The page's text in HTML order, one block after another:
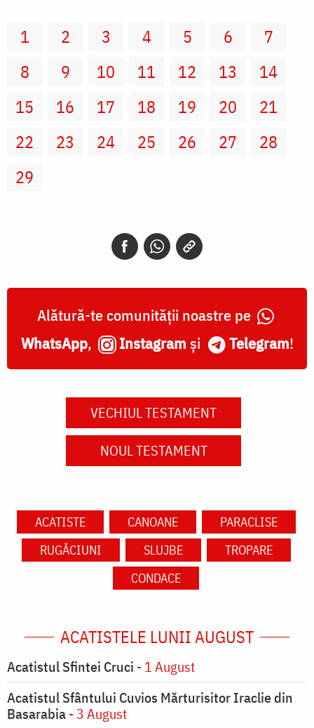
1 2 3 4 5 6
7
8
9 10 11 12 13
14
15
16 17 18 19 20
21
22
23 24 25 26 27
28
29
Alătură-te comunității noastre pe
WhatsApp, Instagram și Telegram!
VECHIUL TESTAMENT
NOUL TESTAMENT
ACATISTE CANOANE
PARACLISE
RUGĂCIUNI
SLUJBE
TROPARE
CONDACE
ACATISTELE LUNII AUGUST
Acatistul Sfintei Cruci - 1 August
Acatistul Sfântului Cuvios Mărturisitor Iraclie din
Basarabia- 3 August